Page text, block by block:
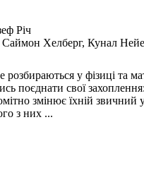
Річ
Хелберг, Кунал
розбираються у фізиці та
поєднати свої
змінює їхній
з них ...